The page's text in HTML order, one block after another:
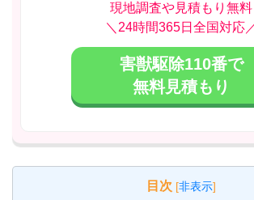
現地調査や見積もり無料
＼24時間365日全国対応
害獣駆除110番で
無料見積もり
目次 [非表示]